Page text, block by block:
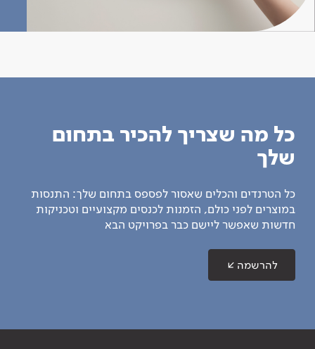
כל מה שצריך להכיר בתחום
שלך
כל הטרנדים והכלים שאסור לפספס בתחום שלך: התנסות
במוצרים לפני כולם, הזמנות לכנסים מקצועיים וטכניקות
חדשות שאפשר ליישם כבר בפרויקט הבא
להרשמה